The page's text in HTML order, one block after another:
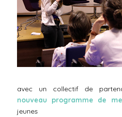
avec un collectif de
nouveau programme de
jeunes